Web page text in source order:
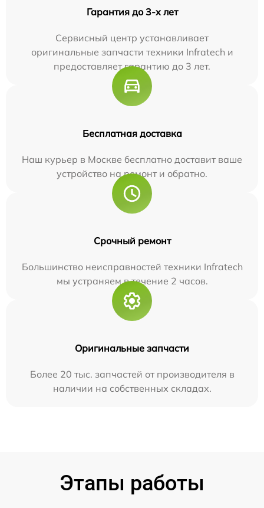
Гарантия до 3-х лет
Сервисный центр устанавливает
оригинальные запчасти техники Infratech и
предоставляет гарантию до 3 лет.
Бесплатная доставка
Наш курьер в Москве бесплатно доставит ваше
устройство на ремонт и обратно.
Срочный ремонт
Большинство неисправностей техники Infratech
мы устраняем в течение 2 часов.
Оригинальные запчасти
Более 20 тыс. запчастей от производителя в
наличии на собственных складах.
Этапы работы